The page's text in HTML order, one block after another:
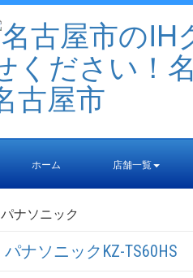
ホーム 店舗一覧
パナソニック
パナソニックKZ-